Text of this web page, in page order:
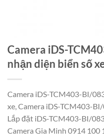
Camera iDS-
nhận diện biển số
Camera iDS-TCM403-BI/
xe, Camera iDS-TCM403-
Lắp đặt iDS-TCM403-BI/
Camera Gia Minh 0914 100